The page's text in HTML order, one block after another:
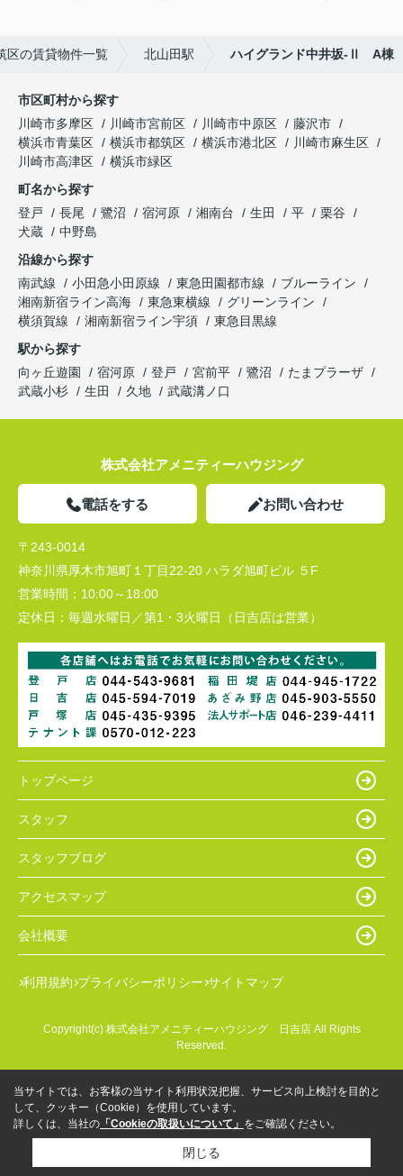
区の賃貸物件一覧 北山田駅 ハイグランド中井坂-Ⅱ A棟
市区町村から探す
川崎市多摩区
川崎市宮前区 川崎市中原区
藤沢市
横浜市青葉区
横浜市都筑区 横浜市港北区
川崎市麻生区
川崎市高津区
横浜市緑区
町名から探す
登戸
長尾 鷺沼 宿河原 湘南台 生田 平
栗谷
犬蔵
中野島
沿線から探す
南武線
小田急小田原線 東急田園都市線
ブルーライン
湘南新宿ライン高海
東急東横線
グリーンライン
横須賀線
湘南新宿ライン宇須
東急目黒線
駅から探す
向ヶ丘遊園
宿河原 登戸 宮前平 鷺沼
たまプラーザ
武蔵小杉
生田 久地 武蔵溝ノ口
株式会社アメニティーハウジング
電話をする お問い合わせ
〒243-0014
神奈川県厚木市旭町１丁目22-20 ハラダ旭町ビル ５F
営業時間： 10:00～18:00
定休日： 毎週水曜日／第1・3火曜日（日吉店は営業）
トップページ
スタッフ
スタッフブログ
アクセスマップ
会社概要
利用規約 プライバシーポリシー サイトマップ
Copyright(c) 株式会社アメニティーハウジング 日吉店 All Rights
Reserved.
当サイトでは、お客様の当サイト利用状況把握、サービス向上検討を目的と
して、クッキー（Cookie）を使用しています。
詳しくは、当社の 「Cookieの取扱いについて」 をご確認ください。
閉じる